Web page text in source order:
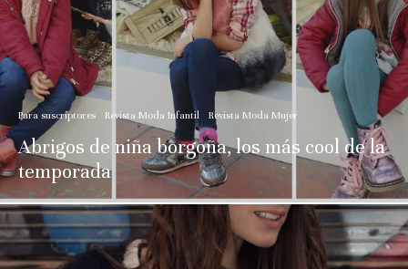
Para suscriptores Revista Moda Infantil Revista Moda Mujer
Abrigos de niña borgoña, los más cool de la
temporada